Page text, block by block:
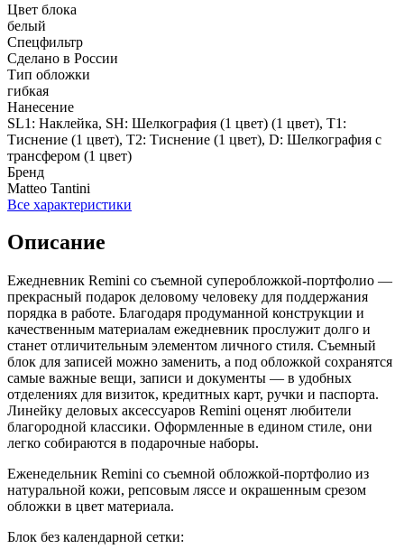
Цвет блока
белый
Спецфильтр
Сделано в России
Тип обложки
гибкая
Нанесение
SL1: Наклейка, SH: Шелкография (1 цвет) (1 цвет), T1:
Тиснение (1 цвет), T2: Тиснение (1 цвет), D: Шелкография с
трансфером (1 цвет)
Бренд
Matteo Tantini
Все характеристики
Описание
Ежедневник Remini со съемной суперобложкой-портфолио —
прекрасный подарок деловому человеку для поддержания
порядка в работе. Благодаря продуманной конструкции и
качественным материалам ежедневник прослужит долго и
станет отличительным элементом личного стиля. Съемный
блок для записей можно заменить, а под обложкой сохранятся
самые важные вещи, записи и документы — в удобных
отделениях для визиток, кредитных карт, ручки и паспорта.
Линейку деловых аксессуаров Remini оценят любители
благородной классики. Оформленные в едином стиле, они
легко собираются в подарочные наборы.
Еженедельник Remini со съемной обложкой-портфолио из
натуральной кожи, репсовым ляссе и окрашенным срезом
обложки в цвет материала.
Блок без календарной сетки: